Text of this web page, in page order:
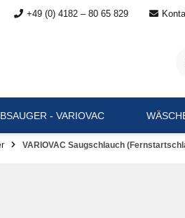
+49 (0) 4182 – 80 65 829
- VARIOVAC
VARIOVAC Saugschlauch